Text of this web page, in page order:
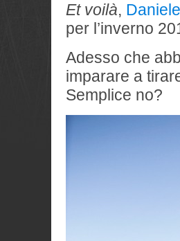
Et voilà,
per l’inverno
Adesso che
imparare a
Semplice no?